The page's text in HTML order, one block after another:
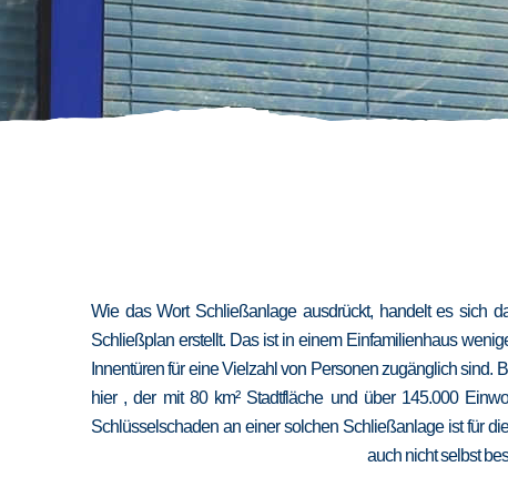
Wie das Wort Schließanlage ausdrückt, handelt es sich
Schließplan erstellt. Das ist in einem Einfamilienhaus
Innentüren für eine Vielzahl von Personen zugänglich
hier , der mit 80 km² Stadtfläche und über 145.000
Schlüsselschaden an einer solchen Schließanlage ist für
auch nicht selbst